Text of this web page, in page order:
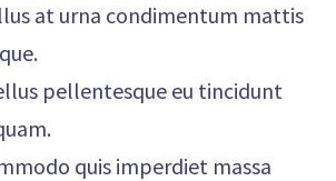
at urna condimentum mattis
pellentesque eu tincidunt
quis imperdiet massa